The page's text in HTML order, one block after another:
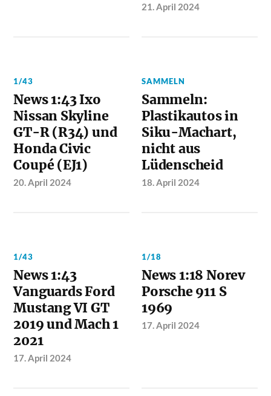
21. April 2024
1/43
News 1:43 Ixo
Nissan Skyline
GT-R (R34) und
Honda Civic
Coupé (EJ1)
20. April 2024
SAMMELN
Sammeln:
Plastikautos in
Siku-Machart,
nicht aus
Lüdenscheid
18. April 2024
1/43
News 1:43
Vanguards Ford
Mustang VI GT
2019 und Mach 1
2021
17. April 2024
1/18
News 1:18 Norev
Porsche 911 S
1969
17. April 2024